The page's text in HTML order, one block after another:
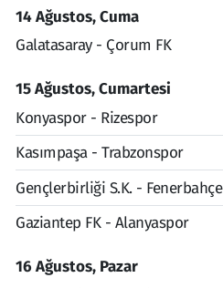
14 Ağustos, Cuma
Galatasaray - Çorum FK
15 Ağustos, Cumartesi
Konyaspor - Rizespor
Kasımpaşa - Trabzonspor
Gençlerbirliği S.K. - Fenerbahçe
Gaziantep FK - Alanyaspor
16 Ağustos, Pazar